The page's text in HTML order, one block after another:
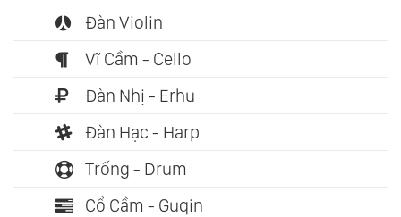
Đàn Violin
Vĩ Cầm - Cello
Đàn Nhị - Erhu
Đàn Hạc - Harp
Trống - Drum
Cổ Cầm - Guqin